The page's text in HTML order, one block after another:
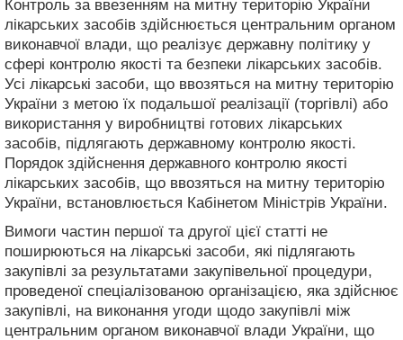
Контроль за ввезенням на митну територію України
лікарських засобів здійснюється центральним органом
виконавчої влади, що реалізує державну політику у
сфері контролю якості та безпеки лікарських засобів.
Усі лікарські засоби, що ввозяться на митну територію
України з метою їх подальшої реалізації (торгівлі) або
використання у виробництві готових лікарських
засобів, підлягають державному контролю якості.
Порядок здійснення державного контролю якості
лікарських засобів, що ввозяться на митну територію
України, встановлюється Кабінетом Міністрів України.
Вимоги частин першої та другої цієї статті не
поширюються на лікарські засоби, які підлягають
закупівлі за результатами закупівельної процедури,
проведеної спеціалізованою організацією, яка здійснює
закупівлі, на виконання угоди щодо закупівлі між
центральним органом виконавчої влади України, що